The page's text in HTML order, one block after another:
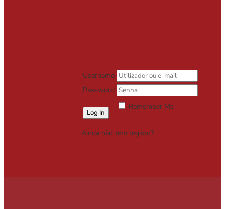
Username
Password
Remember Me
Ainda não tem registo?